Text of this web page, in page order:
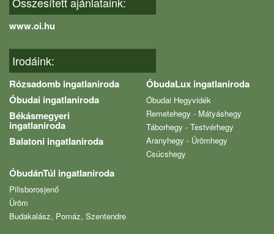
www.oi.hu
Irodáink:
Rózsadomb ingatlaniroda
Óbudai ingatlaniroda
Békásmegyeri
ingatlaniroda
Balatoni ingatlaniroda
ÓbudaLux ingatlaniroda
Óbudai Hegyvidék
Remetehegy - Mátyáshegy
Táborhegy - Testvérhegy
Aranyhegy - Ürömhegy
Csúcshegy
ÓbudánTúl ingatlaniroda
Pilisborosjenő
Üröm
Budakalász, Pomáz, Szentendre